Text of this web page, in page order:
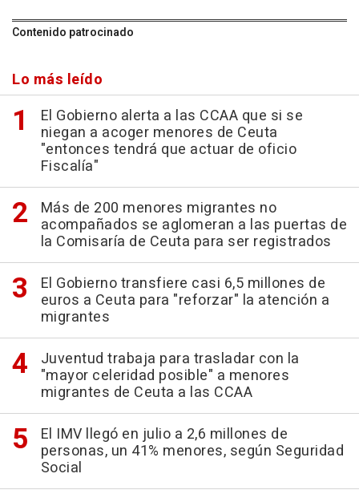
Contenido patrocinado
Lo más leído
El Gobierno alerta a las CCAA que si se
niegan a acoger menores de Ceuta
"entonces tendrá que actuar de oficio
Fiscalía"
Más de 200 menores migrantes no
acompañados se aglomeran a las puertas de
la Comisaría de Ceuta para ser registrados
El Gobierno transfiere casi 6,5 millones de
euros a Ceuta para "reforzar" la atención a
migrantes
Juventud trabaja para trasladar con la
"mayor celeridad posible" a menores
migrantes de Ceuta a las CCAA
El IMV llegó en julio a 2,6 millones de
personas, un 41% menores, según Seguridad
Social